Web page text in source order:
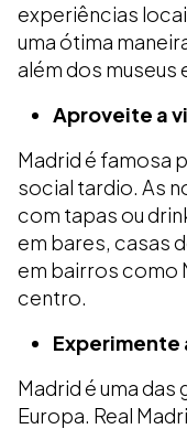
experiências
uma ótima
além dos museus
Aproveite a
Madrid é famosa
social tardio. As
com tapas ou
em bares, casas
em bairros como
centro.
Madrid é uma
Europa. Real